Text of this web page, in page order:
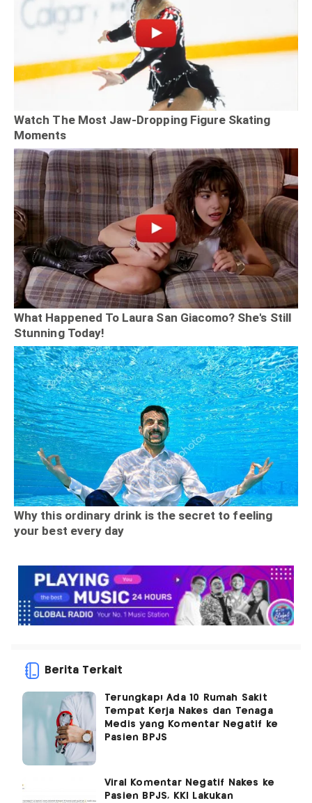
Berita Terkait
Terungkap! Ada 10 Rumah Sakit
Tempat Kerja Nakes dan Tenaga
Medis yang Komentar Negatif ke
Pasien BPJS
Viral Komentar Negatif Nakes ke
Pasien BPJS, KKI Lakukan